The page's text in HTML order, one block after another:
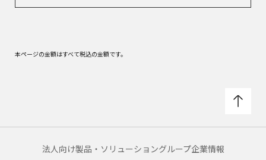
本ページの金額はすべて税込の金額です。
法人向け製品・ソリューショングループ企業情報